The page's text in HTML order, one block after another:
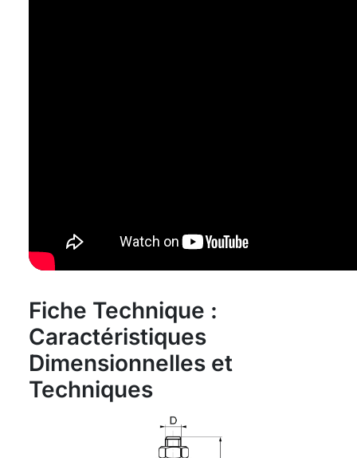
Fiche Technique :
Caractéristiques
Dimensionnelles et
Techniques